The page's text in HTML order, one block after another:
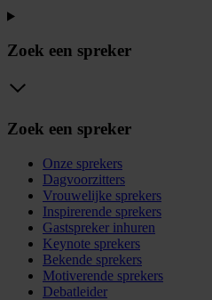
Zoek een spreker
Zoek een spreker
Onze sprekers
Dagvoorzitters
Vrouwelijke sprekers
Inspirerende sprekers
Gastspreker inhuren
Keynote sprekers
Bekende sprekers
Motiverende sprekers
Debatleider